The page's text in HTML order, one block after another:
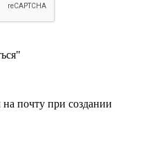
почту при создании